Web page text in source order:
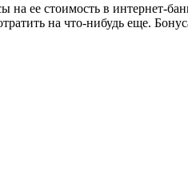
ее стоимость в интернет-
на что-нибудь еще.